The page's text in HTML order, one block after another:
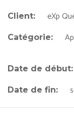
Client: eXp
Catégorie:
Date de début:
Date de fin: